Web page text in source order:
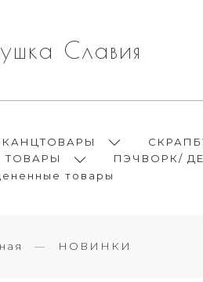
Славия
ТОВАРЫ ПЭЧВОРК/
товары
НОВИНКИ